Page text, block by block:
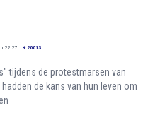
22:27 + 20013
tijdens de protestmarsen van
de kans van hun leven om